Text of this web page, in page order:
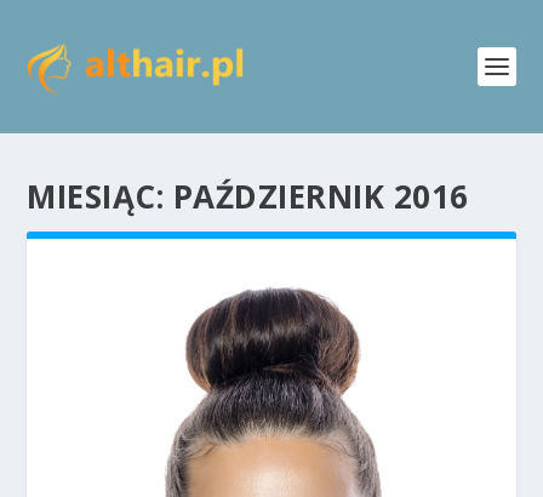
MIESIĄC: PAŹDZIERNIK 2016